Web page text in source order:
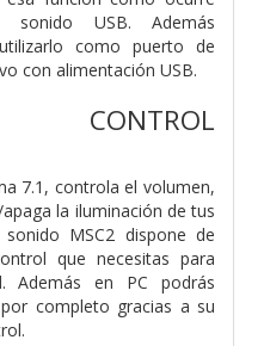
USB. Además
como puerto de
con alimentación USB.
7.1, controla el volumen,
la iluminación de tus
MSC2 dispone de
que necesitas para
Además en PC podrás
completo gracias a su